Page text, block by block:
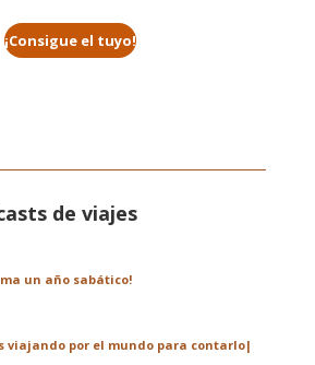
¡Consigue el tuyo!
de viajes
un año sabático!
viajando por el mundo para contarlo|